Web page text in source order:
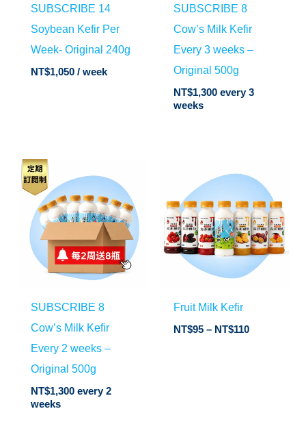
SUBSCRIBE 14
Soybean Kefir Per
Week- Original 240g
NT$1,050 / week
SUBSCRIBE 8
Cow’s Milk Kefir
Every 3 weeks –
Original 500g
NT$1,300 every 3
weeks
SUBSCRIBE 8
Cow’s Milk Kefir
Every 2 weeks –
Original 500g
NT$1,300 every 2
weeks
Fruit Milk Kefir
NT$95 – NT$110
range:
NT$95
through
NT$110